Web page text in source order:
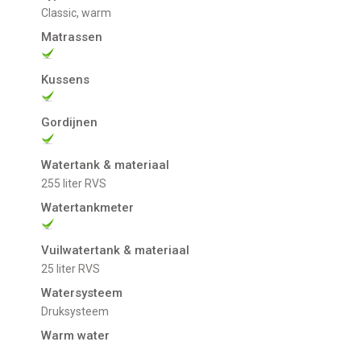
Classic, warm
Matrassen
Kussens
Gordijnen
Watertank & materiaal
255 liter RVS
Watertankmeter
Vuilwatertank & materiaal
25 liter RVS
Watersysteem
Druksysteem
Warm water